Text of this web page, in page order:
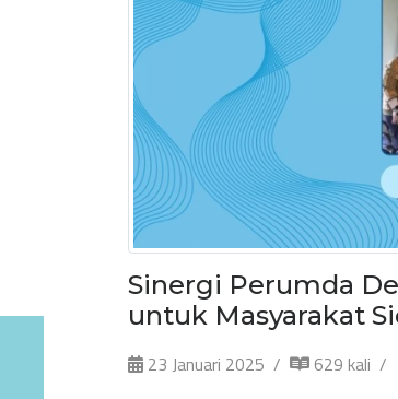
Sinergi Perumda
untuk Masyarakat
23 Januari 2025 629 kali